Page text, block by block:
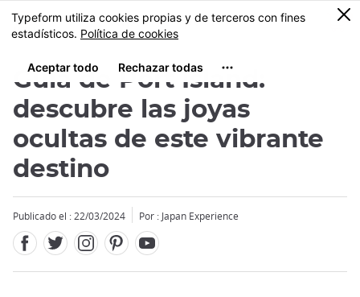
Tamaño
MENU
0
Guía de Port Island:
descubre las joyas
ocultas de este vibrante
destino
Publicado el : 22/03/2024 Por : Japan Experience